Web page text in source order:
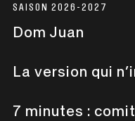
SAISON 2026-2027
Dom Juan
La version qui
7 minutes :